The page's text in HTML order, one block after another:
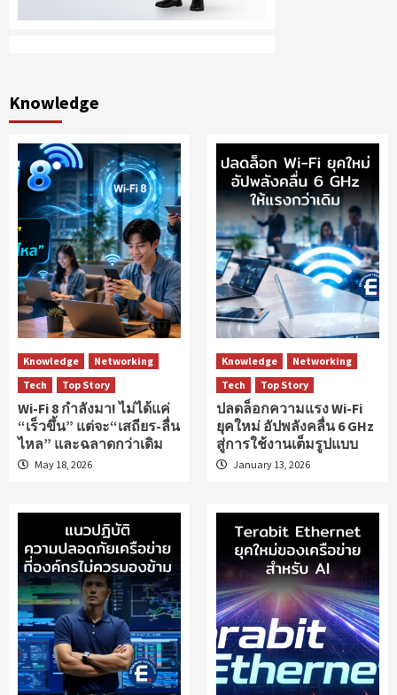
Knowledge
Knowledge
Networking
Tech
Top Story
Wi-Fi 8 กำลังมา! ไม่ได้แค่
“เร็วขึ้น” แต่จะ“เสถียร-ลื่น
ไหล” และฉลาดกว่าเดิม
May 18, 2026
Knowledge
Networking
Tech
Top Story
ปลดล็อกความแรง Wi-Fi
ยุคใหม่ อัปพลังคลื่น 6 GHz
สู่การใช้งานเต็มรูปแบบ
January 13, 2026